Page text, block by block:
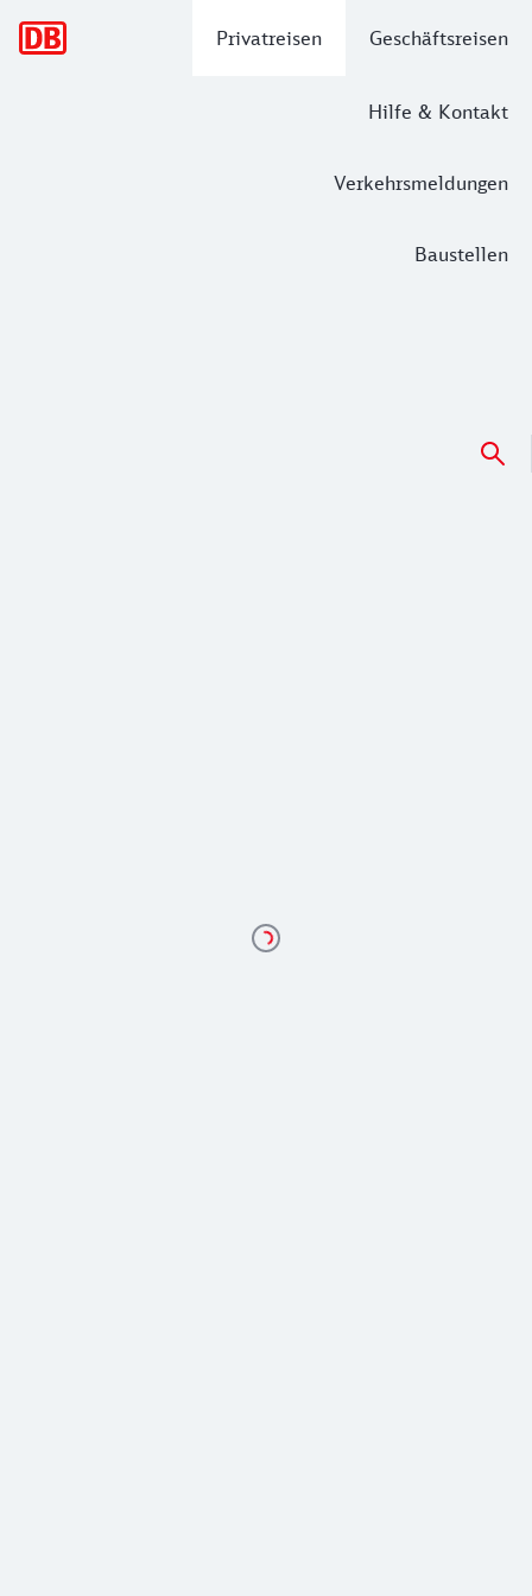
Privatreisen Geschäftsreisen
Hilfe & Kontakt
Verkehrsmeldungen
Baustellen